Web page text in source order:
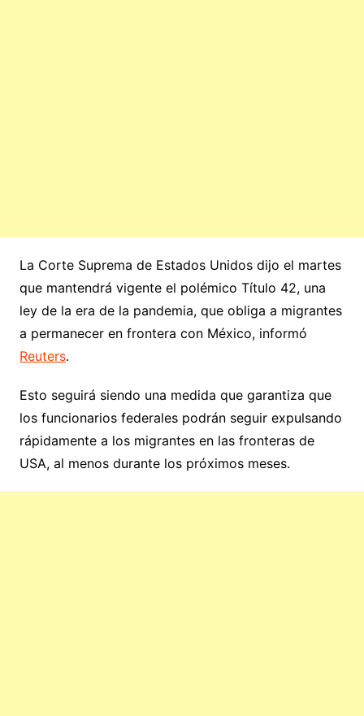
La Corte Suprema de Estados Unidos dijo el martes
que mantendrá vigente el polémico Título 42, una
ley de la era de la pandemia, que obliga a migrantes
a permanecer en frontera con México, informó
Reuters.
Esto seguirá siendo una medida que garantiza que
los funcionarios federales podrán seguir expulsando
rápidamente a los migrantes en las fronteras de
USA, al menos durante los próximos meses.